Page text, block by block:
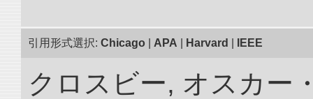
引用形式選択: Chicago APA Harvard IEEE
クロスビー, オスカー